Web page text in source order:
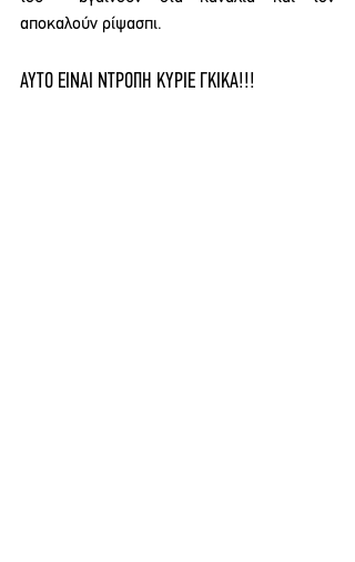
αποκαλούν ρίψασπι.
ΑΥΤΟ ΕΙΝΑΙ ΝΤΡΟΠΗ ΚΥΡΙΕ ΓΚΙΚΑ!!!